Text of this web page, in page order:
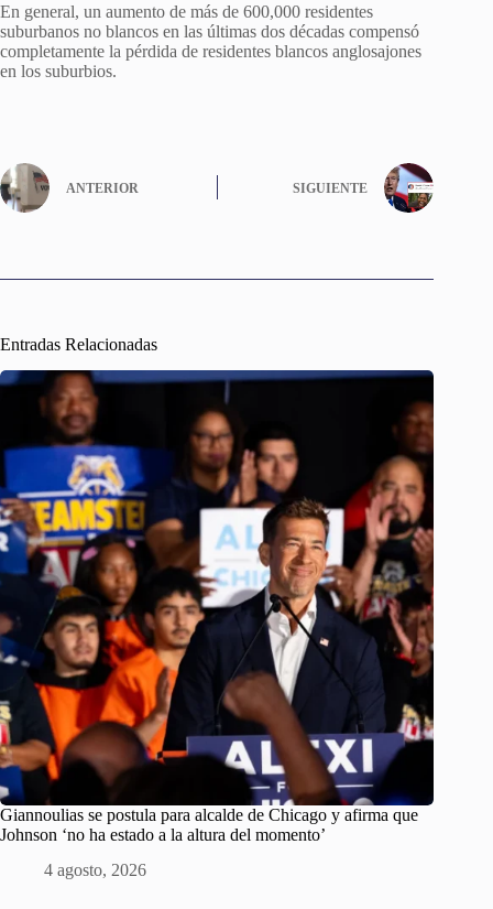
En general, un aumento de más de 600,000 residentes
suburbanos no blancos en las últimas dos décadas compensó
completamente la pérdida de residentes blancos anglosajones
en los suburbios.
ANTERIOR SIGUIENTE
Entradas Relacionadas
Giannoulias se postula para alcalde de Chicago y afirma que
Johnson ‘no ha estado a la altura del momento’
4 agosto, 2026